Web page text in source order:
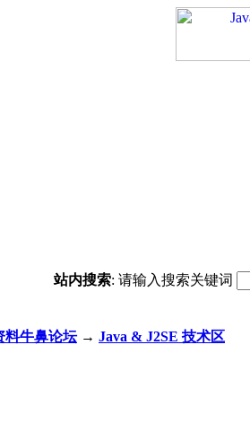
站内搜索: 请输入搜索关键词
料牛鼻论坛→ Java & J2SE 技术区